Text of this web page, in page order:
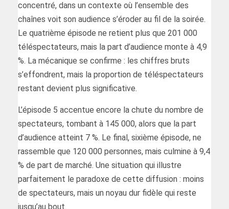
concentré, dans un contexte où l’ensemble des
chaînes voit son audience s’éroder au fil de la soirée.
Le quatrième épisode ne retient plus que 201 000
téléspectateurs, mais la part d’audience monte à 4,9
%. La mécanique se confirme : les chiffres bruts
s’effondrent, mais la proportion de téléspectateurs
restant devient plus significative.
L’épisode 5 accentue encore la chute du nombre de
spectateurs, tombant à 145 000, alors que la part
d’audience atteint 7 %. Le final, sixième épisode, ne
rassemble que 120 000 personnes, mais culmine à 9,4
% de part de marché. Une situation qui illustre
parfaitement le paradoxe de cette diffusion : moins
de spectateurs, mais un noyau dur fidèle qui reste
jusqu’au bout.